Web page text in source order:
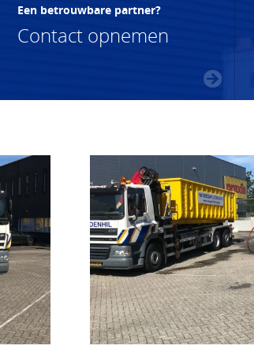
Een betrouwbare partner?
Contact opnemen